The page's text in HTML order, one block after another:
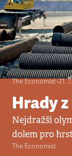
The Economist•21.
Hrady
Nejdražší
dolem pro
The Economist